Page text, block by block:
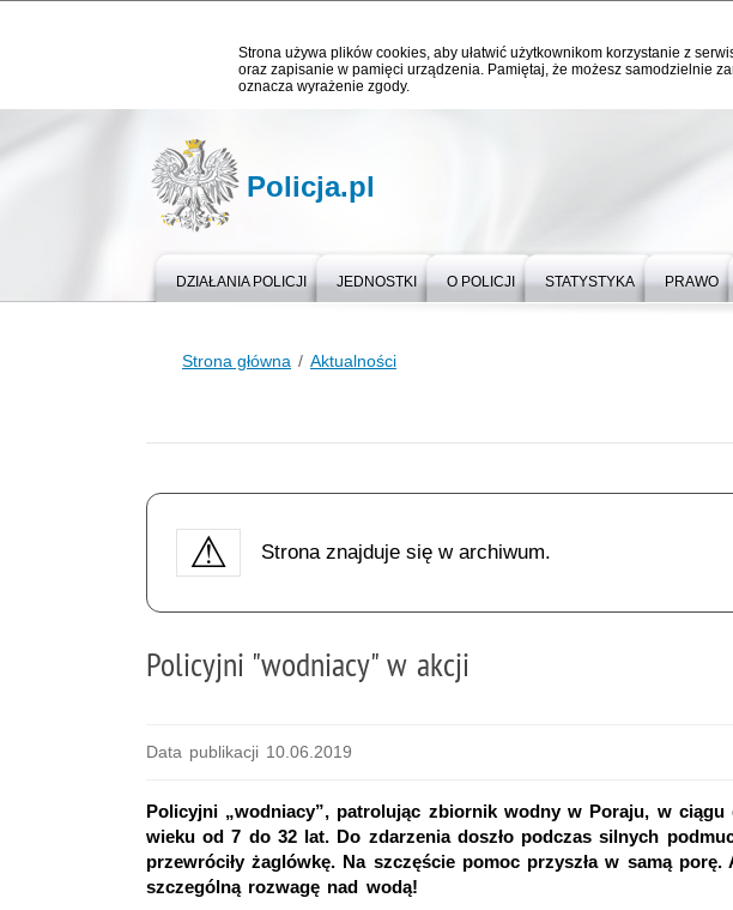
Strona używa plików cookies, aby ułatwić użytkownikom korzystanie z
oraz zapisanie w pamięci urządzenia. Pamiętaj, że możesz samodzielnie
oznacza wyrażenie zgody.
Policja.pl
DZIAŁANIA POLICJI JEDNOSTKI O POLICJI STATYSTYKA PRAWO
Strona główna Aktualności
Strona znajduje się w archiwum.
Policyjni "wodniacy" w akcji
Data publikacji 10.06.2019
Policyjni „wodniacy”, patrolując zbiornik wodny w Poraju, w
wieku od 7 do 32 lat. Do zdarzenia doszło podczas silnych
przewróciły żaglówkę. Na szczęście pomoc przyszła w samą
szczególną rozwagę nad wodą!